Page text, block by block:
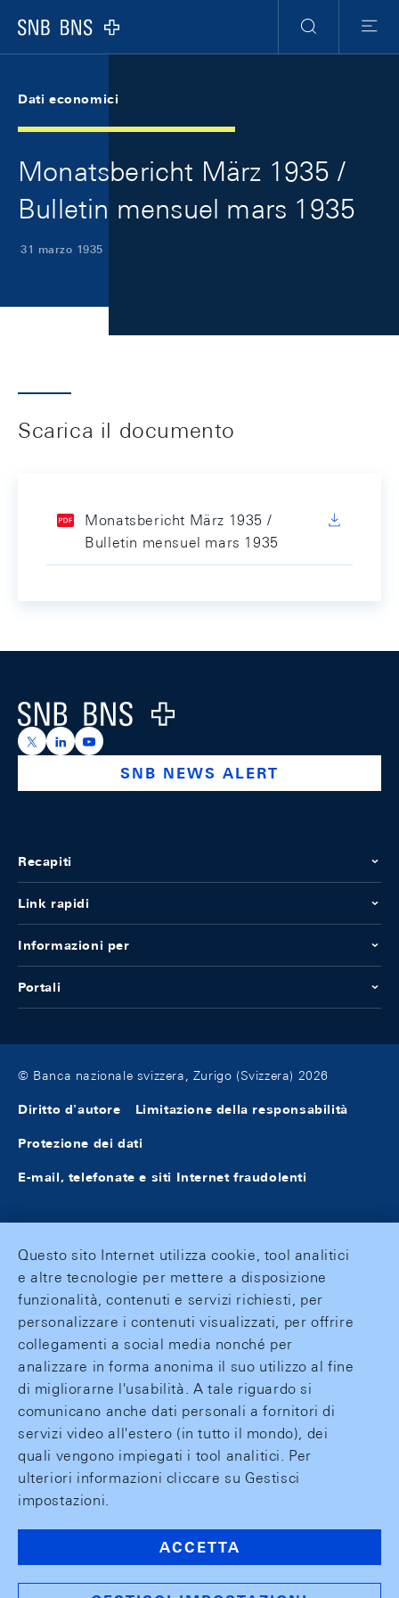
Logo
Ricerca
Menu
Dati economici
Monatsbericht März 1935 /
Bulletin mensuel mars 1935
31 marzo 1935
Scarica il documento
Monatsbericht März 1935 /
Bulletin mensuel mars 1935
Logo
https://x.com/snb_bns
https://ch.linkedin.com/company/swiss-national-
https://www.youtube.com/@swissnationalbank
SNB NEWS ALERT
Recapiti
Link rapidi
Informazioni per
Portali
© Banca nazionale svizzera, Zurigo (Svizzera) 2026
Diritto d'autore Limitazione della responsabilità
Protezione dei dati
E-mail, telefonate e siti Internet fraudolenti
Questo sito Internet utilizza cookie, tool analitici
e altre tecnologie per mettere a disposizione
funzionalità, contenuti e servizi richiesti, per
personalizzare i contenuti visualizzati, per offrire
collegamenti a social media nonché per
analizzare in forma anonima il suo utilizzo al fine
di migliorarne l'usabilità. A tale riguardo si
comunicano anche dati personali a fornitori di
servizi video all'estero (in tutto il mondo), dei
quali vengono impiegati i tool analitici. Per
ulteriori informazioni cliccare su Gestisci
impostazioni.
ACCETTA